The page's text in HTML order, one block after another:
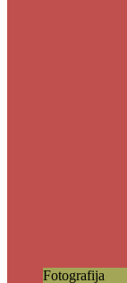
Fotografija